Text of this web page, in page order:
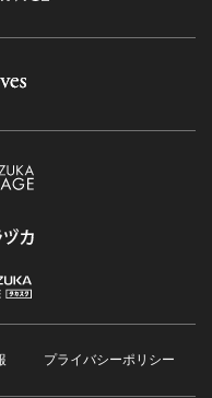
プライバシーポリシー